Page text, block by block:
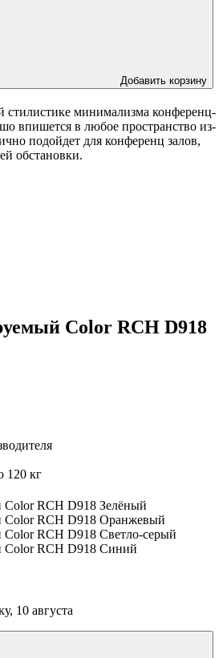
Добавить корзину
минимализма конференц-
впишется в любое пространство из-
подойдет для конференц залов,
обстановки.
Color RCH D918
120 кг
10 августа